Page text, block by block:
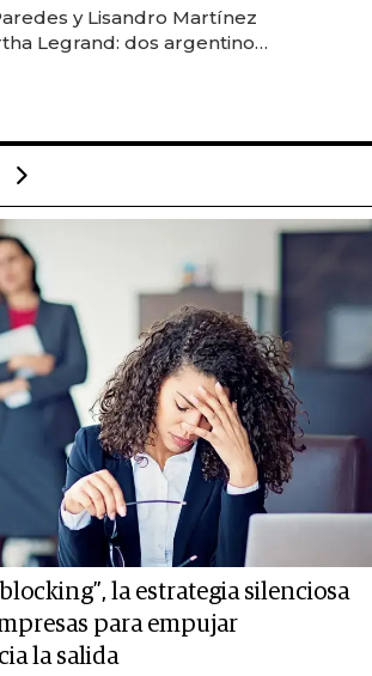
"fast premium"
y Lisandro Martínez
Legrand: dos argentinos
blocking”, la estrategia silenciosa
para empujar
la salida